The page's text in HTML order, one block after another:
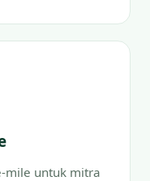
mile untuk mitra